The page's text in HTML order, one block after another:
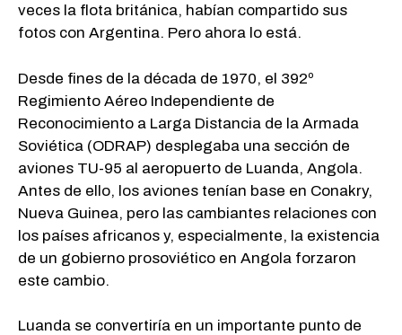
veces la flota británica, habían compartido sus
fotos con Argentina. Pero ahora lo está.
Desde fines de la década de 1970, el 392º
Regimiento Aéreo Independiente de
Reconocimiento a Larga Distancia de la Armada
Soviética (ODRAP) desplegaba una sección de
aviones TU-95 al aeropuerto de Luanda, Angola.
Antes de ello, los aviones tenían base en Conakry,
Nueva Guinea, pero las cambiantes relaciones con
los países africanos y, especialmente, la existencia
de un gobierno prosoviético en Angola forzaron
este cambio.
Luanda se convertiría en un importante punto de